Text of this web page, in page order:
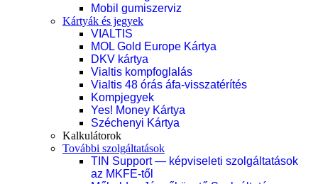
Mobil gumiszerviz
Kártyák és jegyek
VIALTIS
MOL Gold Europe Kártya
DKV kártya
Vialtis kompfoglalás
Vialtis 48 órás áfa-visszatérítés
Kompjegyek
Yes! Money Kártya
Széchenyi Kártya
Kalkulátorok
További szolgáltatások
TIN Support — képviseleti szolgáltatások
az MKFE-től